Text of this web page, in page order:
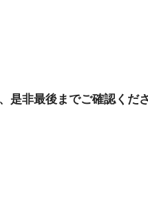
是非最後までご確認くださ